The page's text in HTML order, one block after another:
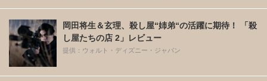
岡田将生＆玄理、殺し屋“姉弟“の活躍に期待！ 「殺
し屋たちの店 2」レビュー
提供：ウォルト・ディズニー・ジャパン